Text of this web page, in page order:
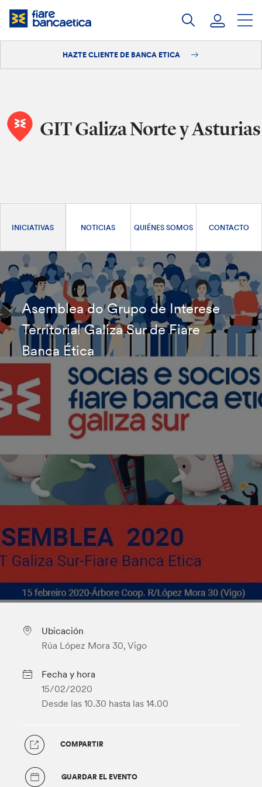
Saltar
HAZTE CLIENTE DE BANCA ETICA
GIT Galiza Norte y Asturias
INICIATIVAS NOTICIAS QUIÉNES SOMOS CONTACTO
Asemblea do Grupo de Interese
Territorial Galiza Sur de Fiare
Banca Ética
Ubicación
Rúa López Mora 30, Vigo
Fecha y hora
15/02/2020
Desde las 10.30 hasta las 14.00
COMPARTIR
GUARDAR EL EVENTO